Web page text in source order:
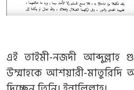
এই তাইমী-নজদী আব্দুল্লাহ
উম্মাহকে আশয়ারী-মাতুরিদি